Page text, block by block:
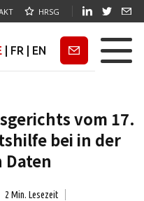
HRSG
FR EN Newsletter
vom 17.
bei in der
Daten
2 Min. Lesezeit